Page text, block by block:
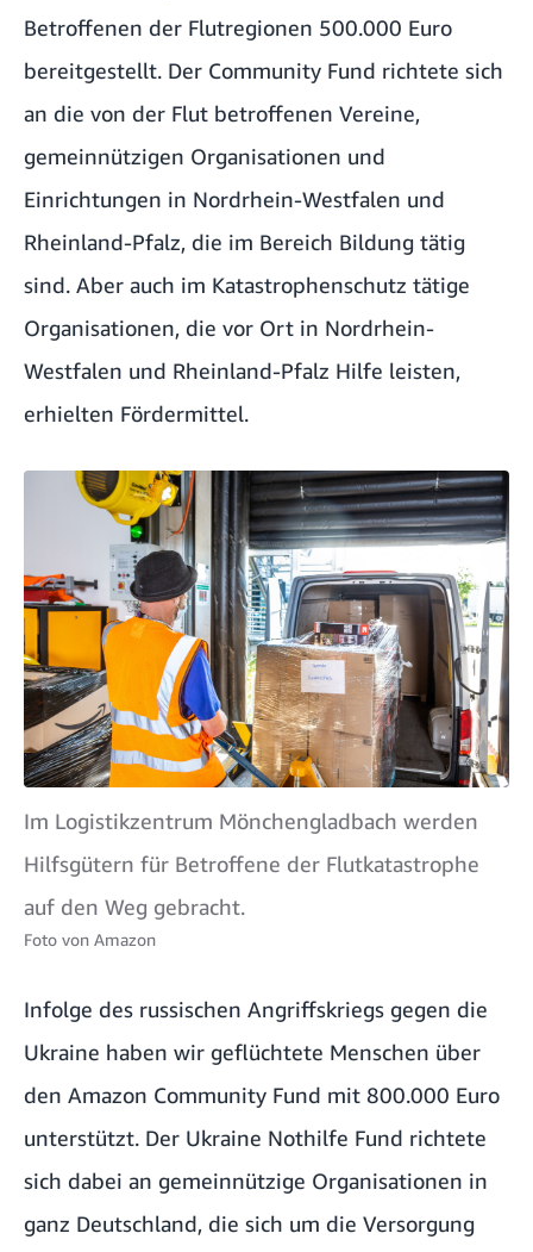
Betroffenen der Flutregionen 500.000 Euro
bereitgestellt. Der Community Fund richtete sich
an die von der Flut betroffenen Vereine,
gemeinnützigen Organisationen und
Einrichtungen in Nordrhein-Westfalen und
Rheinland-Pfalz, die im Bereich Bildung tätig
sind. Aber auch im Katastrophenschutz tätige
Organisationen, die vor Ort in Nordrhein-
Westfalen und Rheinland-Pfalz Hilfe leisten,
erhielten Fördermittel.
Im Logistikzentrum Mönchengladbach werden
Hilfsgütern für Betroffene der Flutkatastrophe
auf den Weg gebracht.
Foto von Amazon
Infolge des russischen Angriffskriegs gegen die
Ukraine haben wir geflüchtete Menschen über
den Amazon Community Fund mit 800.000 Euro
unterstützt. Der Ukraine Nothilfe Fund richtete
sich dabei an gemeinnützige Organisationen in
ganz Deutschland, die sich um die Versorgung